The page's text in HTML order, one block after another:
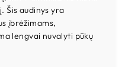
Šis audinys yra
įbrėžimams,
lengvai nuvalyti pūkų